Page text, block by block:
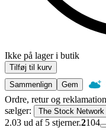
Ikke på lager i butik
Tilføj til kurv
Sammenlign
Gem
Ordre, retur og
sælger:
The Stock Network
2.03 ud af 5 stjerner.2104